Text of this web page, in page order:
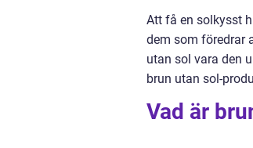
Att få en solkysst
dem som föredrar
utan sol vara den
brun utan sol-
Vad är